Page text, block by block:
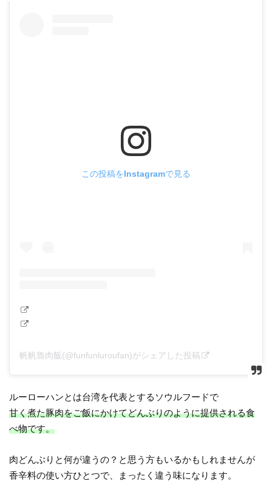
この投稿をInstagramで見る
帆帆魯肉飯(@funfunluroufan)がシェアした投稿
ルーローハンとは台湾を代表とするソウルフードで
甘く煮た豚肉をご飯にかけてどんぶりのように提供される食
べ物です。
肉どんぶりと何が違うの？と思う方もいるかもしれませんが
香辛料の使い方ひとつで、まったく違う味になります。